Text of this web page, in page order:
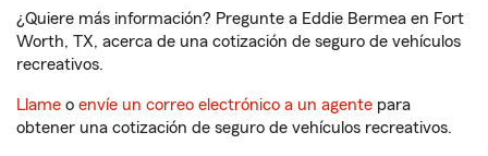
¿Quiere más información? Pregunte a Eddie Bermea en Fort
Worth, TX, acerca de una cotización de seguro de vehículos
recreativos.
Llame o envíe un correo electrónico a un agente para
obtener una cotización de seguro de vehículos recreativos.